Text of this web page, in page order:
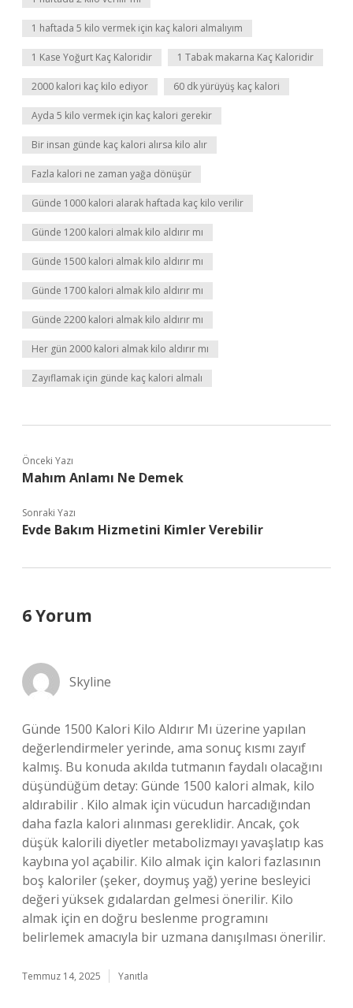
1 haftada 5 kilo vermek için kaç kalori almalıyım
1 Kase Yoğurt Kaç Kaloridir 1 Tabak makarna Kaç Kaloridir
2000 kalori kaç kilo ediyor 60 dk yürüyüş kaç kalori
Ayda 5 kilo vermek için kaç kalori gerekir
Bir insan günde kaç kalori alırsa kilo alır
Fazla kalori ne zaman yağa dönüşür
Günde 1000 kalori alarak haftada kaç kilo verilir
Günde 1200 kalori almak kilo aldırır mı
Günde 1500 kalori almak kilo aldırır mı
Günde 1700 kalori almak kilo aldırır mı
Günde 2200 kalori almak kilo aldırır mı
Her gün 2000 kalori almak kilo aldırır mı
Zayıflamak için günde kaç kalori almalı
Önceki Yazı
Mahım Anlamı Ne Demek
Sonraki Yazı
Evde Bakım Hizmetini Kimler Verebilir
6 Yorum
Skyline
Günde 1500 Kalori Kilo Aldırır Mı üzerine yapılan
değerlendirmeler yerinde, ama sonuç kısmı zayıf
kalmış. Bu konuda akılda tutmanın faydalı olacağını
düşündüğüm detay: Günde 1500 kalori almak, kilo
aldırabilir . Kilo almak için vücudun harcadığından
daha fazla kalori alınması gereklidir. Ancak, çok
düşük kalorili diyetler metabolizmayı yavaşlatıp kas
kaybına yol açabilir. Kilo almak için kalori fazlasının
boş kaloriler (şeker, doymuş yağ) yerine besleyici
değeri yüksek gıdalardan gelmesi önerilir. Kilo
almak için en doğru beslenme programını
belirlemek amacıyla bir uzmana danışılması önerilir.
Temmuz 14, 2025 Yanıtla